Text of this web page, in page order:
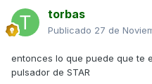
torbas
Publicado 27 de
entonces lo que puede que te
pulsador de STAR